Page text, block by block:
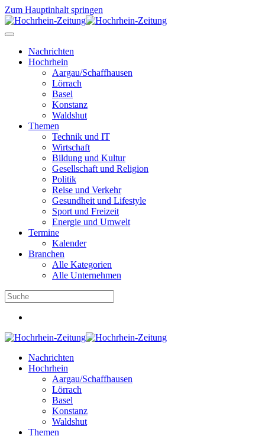
Zum Hauptinhalt springen
Nachrichten
Hochrhein
Aargau/Schaffhausen
Lörrach
Basel
Konstanz
Waldshut
Themen
Technik und IT
Wirtschaft
Bildung und Kultur
Gesellschaft und Religion
Politik
Reise und Verkehr
Gesundheit und Lifestyle
Sport und Freizeit
Energie und Umwelt
Termine
Kalender
Branchen
Alle Kategorien
Alle Unternehmen
Nachrichten
Hochrhein
Aargau/Schaffhausen
Lörrach
Basel
Konstanz
Waldshut
Themen